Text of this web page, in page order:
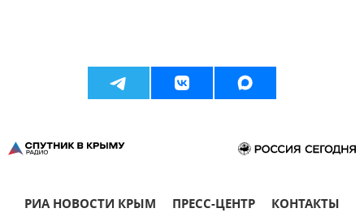
РИА НОВОСТИ КРЫМ ПРЕСС-ЦЕНТР КОНТАКТЫ